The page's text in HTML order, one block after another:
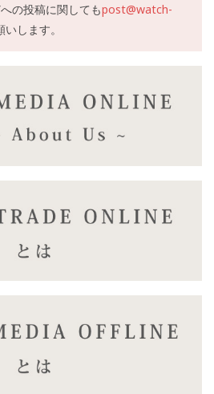
の投稿に関してもpost@watch-
します。